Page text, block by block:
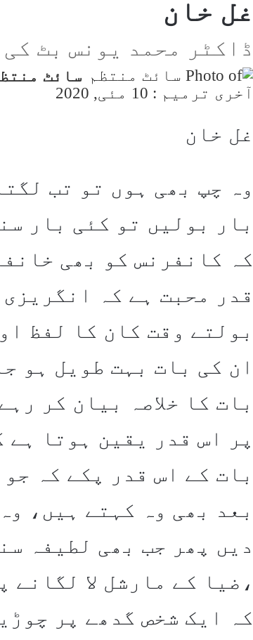
غل خان
ڈاکٹر محمد یونس بٹ
سائٹ
آخری ترمیم : 10 مئی, 2020
غل خان
وہ چپ بھی ہوں تو تب
بار بولیں تو کئی بار
کہ کانفرنس کو بھی
قدر محبت ہے کہ
بولتے وقت کان کا لفظ
ان کی بات بہت طویل ہو
بات کا خلاصہ بیان کر
پر اس قدر یقین ہوتا ہے
بات کے اس قدر پکے کہ
بعد بھی وہ کہتے ہیں،
دیں پھر جب بھی لطیفہ
،ضیا کے مارشل لا
کہ ایک شخص گدھے پر